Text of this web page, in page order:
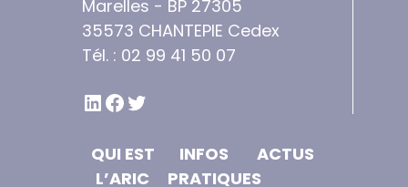
Marelles - BP 27305
35573 CHANTEPIE Cedex
Tél. : 02 99 41 50 07
LINKEDIN
FACEBOOK
TWITTER
QUI EST
L’ARIC
INFOS
PRATIQUES
ACTUS